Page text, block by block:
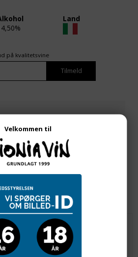
Velkommen til
Land
på kvalitetsvine
Tilmeld
850,00
Barolo Pianpolvere Soprano
2007
"Pianpolvere Soprano Bussia" Riserva 7